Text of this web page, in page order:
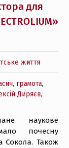
для
життя
, грамота,
Диряєв,
наукове
почесну
Сокола. Також